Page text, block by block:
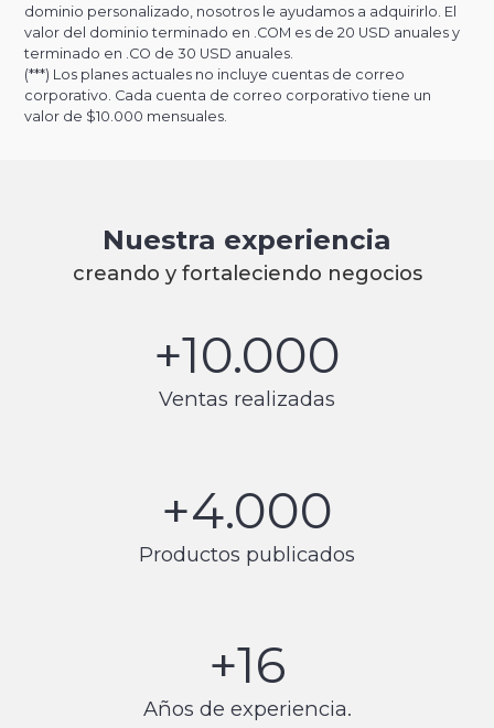
dominio personalizado, nosotros le ayudamos a adquirirlo. El
valor del dominio terminado en .COM es de 20 USD anuales y
terminado en .CO de 30 USD anuales.
(***) Los planes actuales no incluye cuentas de correo
corporativo. Cada cuenta de correo corporativo tiene un
valor de $10.000 mensuales.
Nuestra experiencia
creando y fortaleciendo negocios
+10.000
Ventas realizadas
+4.000
Productos publicados
+16
Años de experiencia.